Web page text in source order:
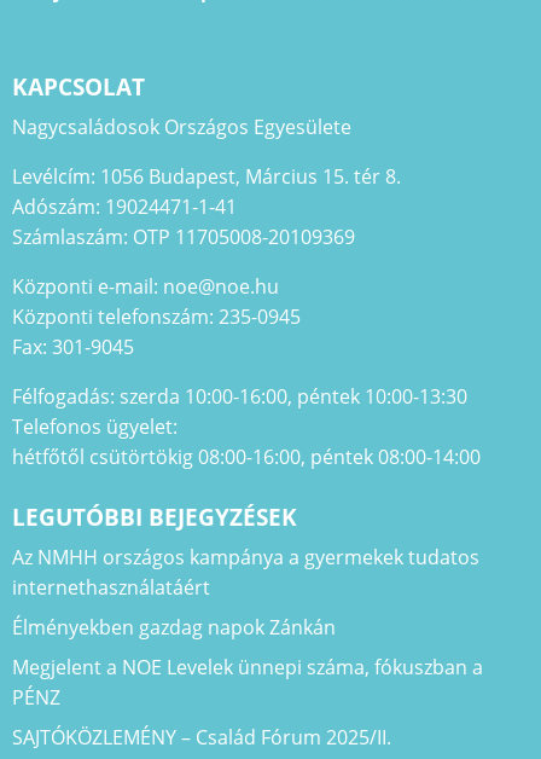
KAPCSOLAT
Nagycsaládosok Országos Egyesülete
Levélcím: 1056 Budapest, Március 15. tér 8.
Adószám: 19024471-1-41
Számlaszám: OTP 11705008-20109369
Központi e-mail: noe@noe.hu
Központi telefonszám: 235-0945
Fax: 301-9045
Félfogadás: szerda 10:00-16:00, péntek 10:00-13:30
Telefonos ügyelet:
hétfőtől csütörtökig 08:00-16:00, péntek 08:00-14:00
LEGUTÓBBI BEJEGYZÉSEK
Az NMHH országos kampánya a gyermekek tudatos
internethasználatáért
Élményekben gazdag napok Zánkán
Megjelent a NOE Levelek ünnepi száma, fókuszban a
PÉNZ
SAJTÓKÖZLEMÉNY – Család Fórum 2025/II.